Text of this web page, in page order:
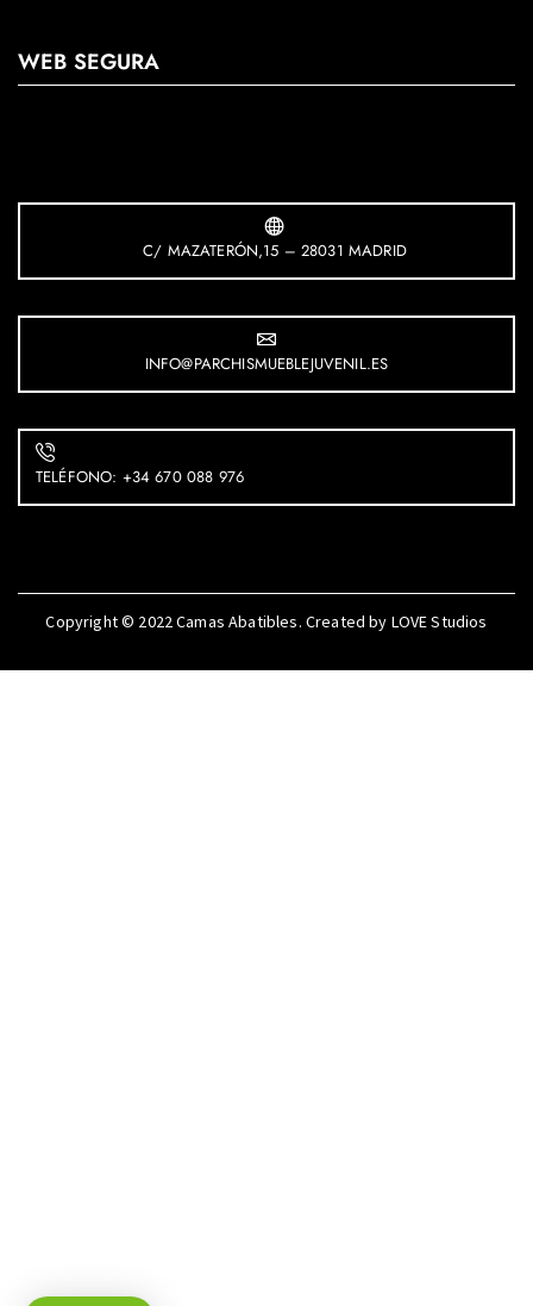
WEB SEGURA
C/ MAZATERÓN,15 – 28031 MADRID
INFO@PARCHISMUEBLEJUVENIL.ES
TELÉFONO: +34 670 088 976
Copyright © 2022Camas Abatibles. Created by LOVE Studios